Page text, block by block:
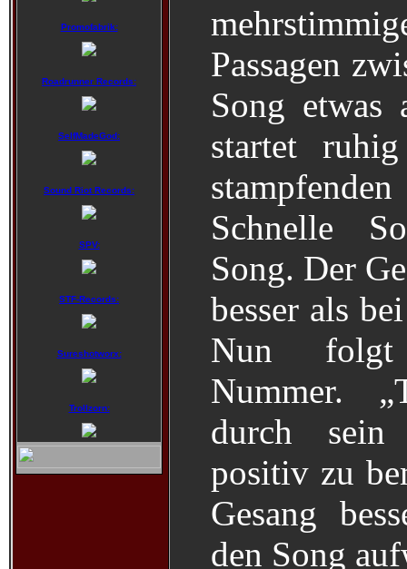
Promofabrik:
Roadrunner Records:
SelfMadeGod:
Sound Riot Records:
SPV:
STF-Records:
Sureshotworx:
Trollzorn:
Passagen
Song etwas
startet
Schnelle
Song. Der
besser als
Nun folgt
Nummer.
durch sein
positiv zu
Gesang
den Song